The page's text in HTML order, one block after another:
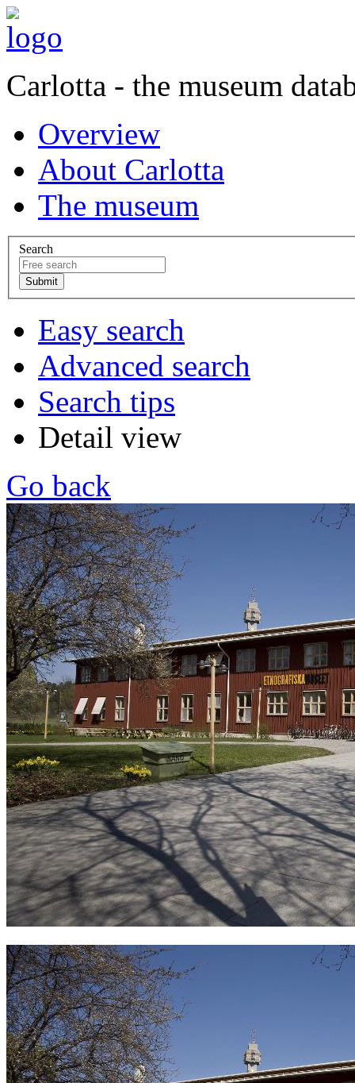
Carlotta - the museum
Overview
About Carlotta
The museum
Search
Easy search
Advanced search
Search tips
Detail view
Go back